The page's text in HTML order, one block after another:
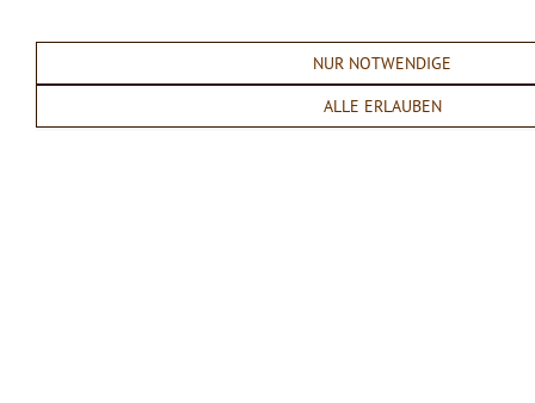
NUR NOTWENDIGE
ALLE ERLAUBEN